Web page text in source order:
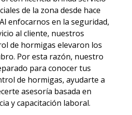
de la zona desde hace
enfocarnos en la seguridad,
al cliente, nuestros
de hormigas elevaron los
Por esta razón, nuestro
para conocer tus
de hormigas, ayudarte a
asesoría basada en
y capacitación laboral.